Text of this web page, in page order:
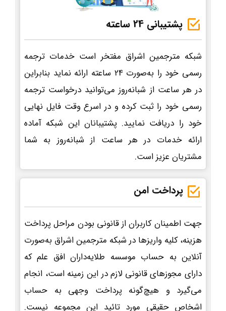
پشتیبانی 24 ساعته
شبکه مترجمین اشراق مفتخر است خدمات ترجمه
رسمی خود را به‌صورت 24 ساعته ارائه نماید بنابراین
در هر ساعت از شبانه‌روز می‌توانید درخواست ترجمه
رسمی خود را ثبت کرده و در اسرع وقت فایل نهایی
خود را دریافت نمایید. پشتیبانان این شبکه آماده
ارائه خدمات در هر ساعت از شبانه‌روز به شما
مشتریان عزیز است.
پرداخت امن
جهت اطمینان کاربران از قانونی بودن مراحل پرداخت
هزینه، کلیه واریزها در شبکه مترجمین اشراق به‌صورت
آنلاین به حساب موسسه طلایه‌داران افق علم که
دارای مجوزهای قانونی لازم در این زمینه است، انجام
می‌گیرد و هیچ‌گونه پرداخت وجهی به حساب
اشخاص حقیقی مورد تائید این مجموعه نیست.